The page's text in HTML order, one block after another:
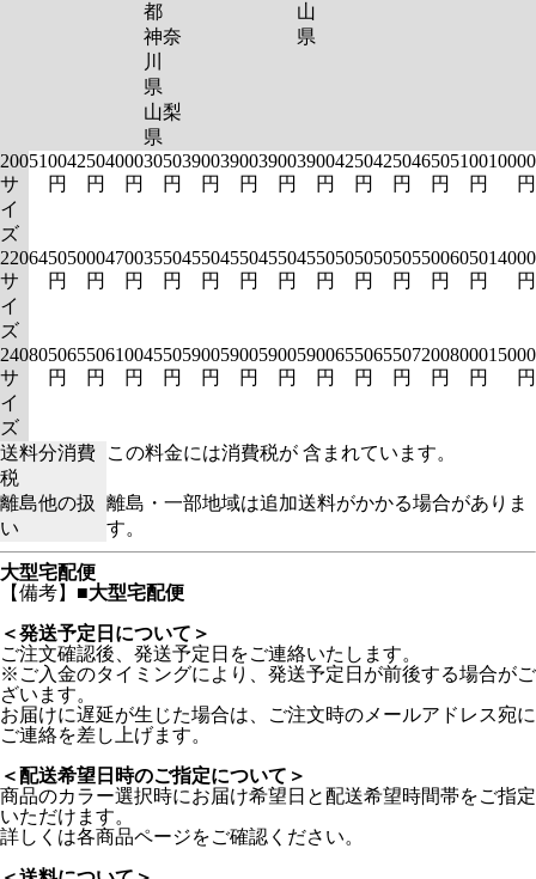
都
神奈
川
県
山梨
県
山
県
200
サ
イ
ズ
5100
円
4250
円
4000
円
3050
円
3900
円
3900
円
3900
円
3900
円
4250
円
4250
円
4650
円
5100
円
10000
円
220
サ
イ
ズ
6450
円
5000
円
4700
円
3550
円
4550
円
4550
円
4550
円
4550
円
5050
円
5050
円
5500
円
6050
円
14000
円
240
サ
イ
ズ
8050
円
6550
円
6100
円
4550
円
5900
円
5900
円
5900
円
5900
円
6550
円
6550
円
7200
円
8000
円
15000
円
送料分消費
税
この料金には消費税が 含まれています。
離島他の扱
い
離島・一部地域は追加送料がかかる場合がありま
す。
大型宅配便
【備考】 ■大型宅配便
＜発送予定日について＞
ご注文確認後、発送予定日をご連絡いたします。
※ご入金のタイミングにより、発送予定日が前後する場合がご
ざいます。
お届けに遅延が生じた場合は、ご注文時のメールアドレス宛に
ご連絡を差し上げます。
＜配送希望日時のご指定について＞
商品のカラー選択時にお届け希望日と配送希望時間帯をご指定
いただけます。
詳しくは各商品ページをご確認ください。